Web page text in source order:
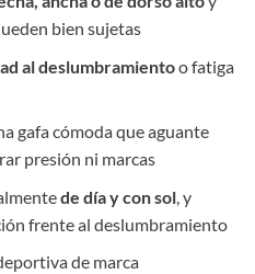
bien sujetas
al deslumbramientoo fatiga
gafa cómoda que aguante
presión ni marcas
de día y con sol, y
frente al deslumbramiento
de marca